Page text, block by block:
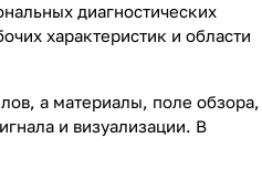
диагностических
характеристик и области
а материалы, поле обзора,
и визуализации. В